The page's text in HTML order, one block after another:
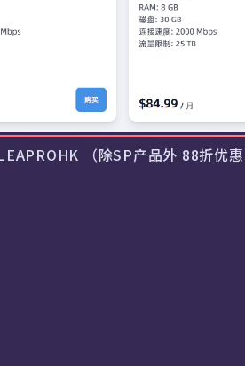
（除SP产品外 88折优